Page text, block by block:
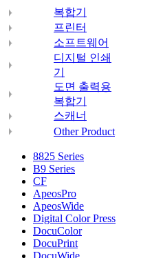
복합기
프린터
소프트웨어
디지털 인쇄
기
도면 출력용
복합기
스캐너
Other Product
8825 Series
B9 Series
CF
ApeosPro
ApeosWide
Digital Color Press
DocuColor
DocuPrint
DocuWide